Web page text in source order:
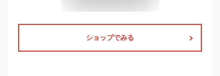
ショップでみる